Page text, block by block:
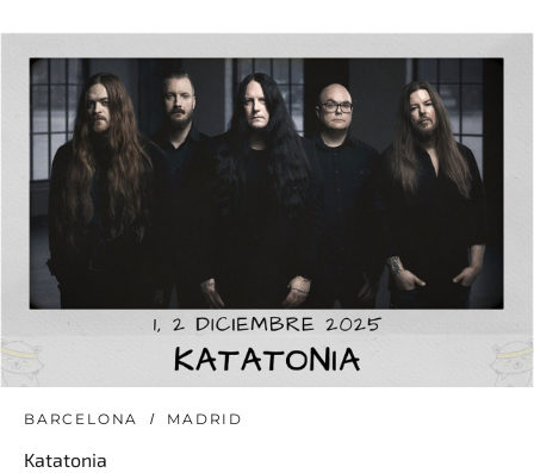
BARCELONA MADRID
Katatonia